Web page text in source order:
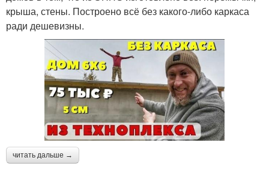
крыша, стены. Построено всё без какого-либо каркаса
ради дешевизны.
читать дальше →